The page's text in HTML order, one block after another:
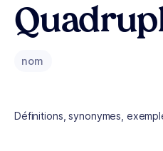
nom
Définitions, synonymes,